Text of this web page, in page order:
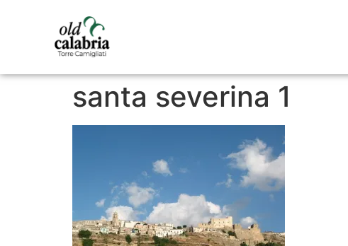
santa severina 1